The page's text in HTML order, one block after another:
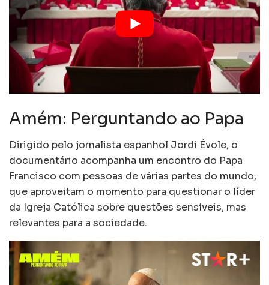
Amém: Perguntando ao Papa
Dirigido pelo jornalista espanhol Jordi Évole, o
documentário acompanha um encontro do Papa
Francisco com pessoas de várias partes do mundo,
que aproveitam o momento para questionar o líder
da Igreja Católica sobre questões sensíveis, mas
relevantes para a sociedade.